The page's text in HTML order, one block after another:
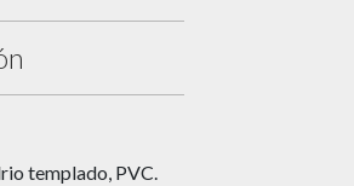
templado, PVC.